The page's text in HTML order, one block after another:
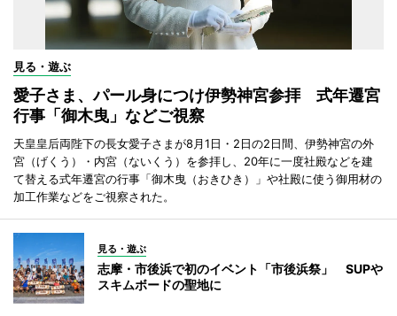
見る・遊ぶ
愛子さま、パール身につけ伊勢神宮参拝 式年遷宮
行事「御木曳」などご視察
天皇皇后両陛下の長女愛子さまが8月1日・2日の2日間、伊勢神宮の外
宮（げくう）・内宮（ないくう）を参拝し、20年に一度社殿などを建
て替える式年遷宮の行事「御木曳（おきひき）」や社殿に使う御用材の
加工作業などをご視察された。
見る・遊ぶ
志摩・市後浜で初のイベント「市後浜祭」 SUPや
スキムボードの聖地に